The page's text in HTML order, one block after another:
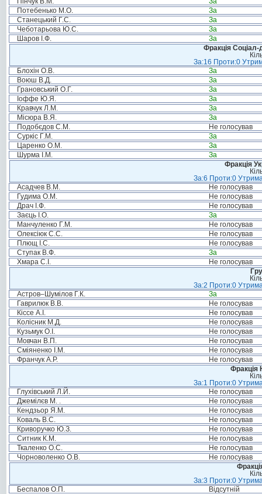
Потебенько М.О.
За
Станецький Г.С.
За
Чеботарьова Ю.С.
За
Шаров І.Ф.
За
Фракція Соціал-
За:16 Проти:0
Блохін О.В.
За
Воюш В.Д.
За
Грановський О.Г.
За
Іоффе Ю.Я.
За
Кравчук Л.М.
За
Місюра В.Я.
За
Подобєдов С.М.
Не голосував
Суркіс Г.М.
За
Царенко О.М.
За
Шурма І.М.
За
Фракція
За:6 Проти:0
Асадчев В.М.
Не голосував
Гудима О.М.
Не голосував
Драч І.Ф.
Не голосував
Заєць І.О.
За
Манчуленко Г.М.
Не голосував
Олексіюк С.С.
Не голосував
Плющ І.С.
Не голосував
Ступак В.Ф.
За
Хмара С.І.
Не голосував
За:2 Проти:0
Астров–Шумілов Г.К.
За
Гаврилюк В.В.
Не голосував
Кіссе А.І.
Не голосував
Колісник М.Д.
Не голосував
Кузьмук О.І.
Не голосував
Мовчан В.П.
Не голосував
Сміяненко І.М.
Не голосував
Франчук А.Р.
Не голосував
Фракція
За:1 Проти:0
Глухівський Л.Й.
Не голосував
Джемілєв М. .
Не голосував
Кендзьор Я.М.
Не голосував
Коваль В.С.
Не голосував
Криворучко Ю.З.
Не голосував
Ситник К.М.
Не голосував
Ткаленко О.С.
Не голосував
Чорноволенко О.В.
Не голосував
За:3 Проти:0
Беспалов О.П.
Відсутній